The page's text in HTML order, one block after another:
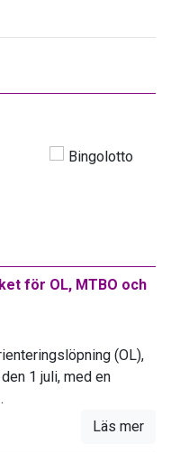
för OL, MTBO och
(OL),
1 juli, med en
Läs mer